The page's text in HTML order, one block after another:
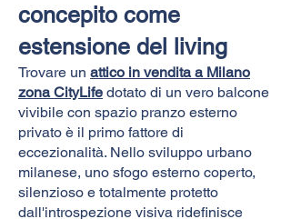
concepito come
estensione del living
Trovare un attico in vendita a Milano
zona CityLife dotato di un vero balcone
vivibile con spazio pranzo esterno
privato è il primo fattore di
eccezionalità. Nello sviluppo urbano
milanese, uno sfogo esterno coperto,
silenzioso e totalmente protetto
dall'introspezione visiva ridefinisce